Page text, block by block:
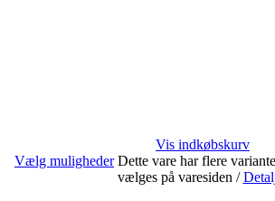
Vis indkøbskurv
Vælg muligheder Dette vare har flere
vælges på varesiden /